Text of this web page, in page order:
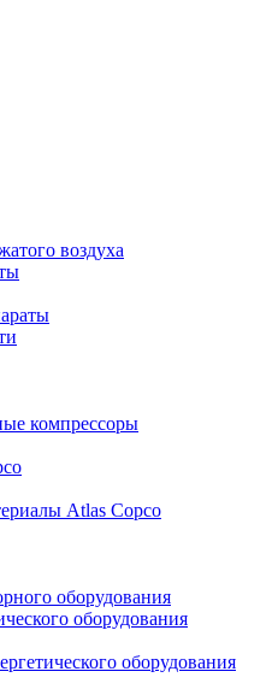
воздуха
компрессоры
Atlas Copco
оборудования
оборудования
оборудования